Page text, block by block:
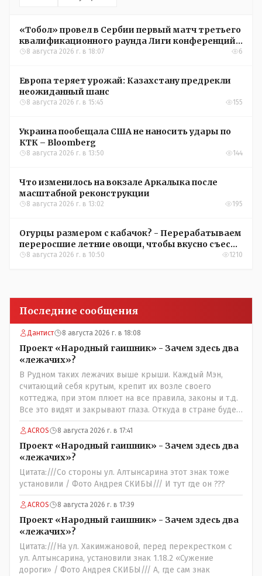
«Тобол» провел в Сербии первый матч третьего
квалификационного раунда Лиги конференций
УЕФА
8 августа 2026 г. в 18:07 6
Европа теряет урожай: Казахстану предрекли
неожиданный шанс
8 августа 2026 г. в 15:45 155
Украина пообещала США не наносить удары по
КТК – Bloomberg
8 августа 2026 г. в 13:50 144
Что изменилось на вокзале Аркалыка после
масштабной реконструкции
8 августа 2026 г. в 13:02 195
Огурцы размером с кабачок? - Перерабатываем
переросшие летние овощи, чтобы вкусно съесть
зимой
8 августа 2026 г. в 10:50 1210
Последние сообщения
Дантист 8 августа 2026 г. в 18:08
Проект «Народный гаишник» - Зачем здесь два
«лежачих»?
В Рудном таких лежачих выше крыши. Каждый Мэн,
считающий себя крутым, крепит их возле своего
коттеджа, при этом плюет на все правила, законы и т.д.
Все это видят и закрывают глаза. Откуда в стране будет
порядок?
ACROS 8 августа 2026 г. в 17:41
Проект «Народный гаишник» - Зачем здесь два
«лежачих»?
Цитата:///Со стороны ул. Алтынсарина этот знак тоже
установили / Фото Андрея СКИБЫ/// И тут где он ???
ACROS 8 августа 2026 г. в 17:39
Проект «Народный гаишник» - Зачем здесь два
«лежачих»?
Цитата:///На ул. Хакимжановой, перед перекрестком с
ул. Алтынсарина, установили знак 1.18.2 «Сужение
дороги» / Фото Андрея СКИБЫ/// А, где сам знак